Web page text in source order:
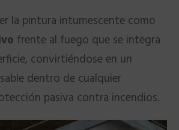
la pintura intumescente como
frente al fuego que se integra
convirtiéndose en un
dentro de cualquier
pasiva contra incendios.